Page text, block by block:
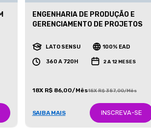
ENGENHARIA DE PRODUÇÃO E
GERENCIAMENTO DE PROJETOS
LATO SENSU 100% EAD
360 A 720H 2 A 12 MESES
18X R$ 86,00/Mês18X R$ 387,00/Mês
SAIBA MAIS INSCREVA-SE